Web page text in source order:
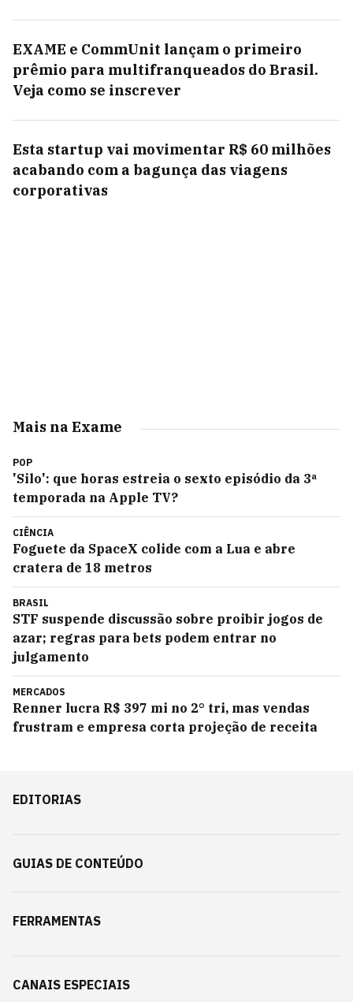
EXAME e CommUnit lançam o primeiro
prêmio para multifranqueados do Brasil.
Veja como se inscrever
Esta startup vai movimentar R$ 60 milhões
acabando com a bagunça das viagens
corporativas
Mais na Exame
POP
'Silo': que horas estreia o sexto episódio da 3ª
temporada na Apple TV?
CIÊNCIA
Foguete da SpaceX colide com a Lua e abre
cratera de 18 metros
BRASIL
STF suspende discussão sobre proibir jogos de
azar; regras para bets podem entrar no
julgamento
MERCADOS
Renner lucra R$ 397 mi no 2° tri, mas vendas
frustram e empresa corta projeção de receita
EDITORIAS
GUIAS DE CONTEÚDO
FERRAMENTAS
CANAIS ESPECIAIS